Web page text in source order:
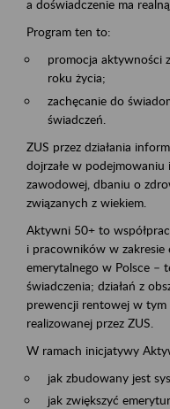
a doświadczenie ma
Program ten to:
promocja aktywności
roku życia;
zachęcanie do
świadczeń.
ZUS przez działania
dojrzałe w
zawodowej, dbaniu o
związanych z wiekiem.
Aktywni 50+ to
i pracowników w zakresie
emerytalnego w Polsce –
świadczenia; działań z
prewencji rentowej w tym
realizowanej przez ZUS.
W ramach inicjatywy
jak zbudowany jest
jak zwiększyć